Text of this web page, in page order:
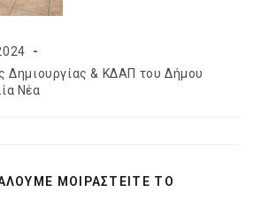
Δημιουργίας & ΚΔΑΠ του Δήμου
Νέα
ΜΟΙΡΑΣΤΕΙΤΕ ΤΟ